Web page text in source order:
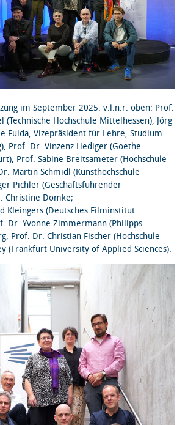
im September 2025. v.l.n.r. oben: Prof.
(Technische Hochschule Mittelhessen), Jörg
Fulda, Vizepräsident für Lehre, Studium
Prof. Dr. Vinzenz Hediger (Goethe-
Prof. Sabine Breitsameter (Hochschule
Martin Schmidl (Kunsthochschule
Pichler (Geschäftsführender
Christine Domke;
Kleingers (Deutsches Filminstitut
Dr. Yvonne Zimmermann (Philipps-
Prof. Dr. Christian Fischer (Hochschule
(Frankfurt University of Applied Sciences).